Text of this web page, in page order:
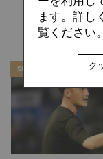
SPECIAL
ます。詳し
覧ください。
ク